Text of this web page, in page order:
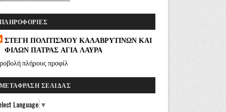
ΠΛΗΡΟΦΟΡΊΕΣ
ΣΤΕΓΗ ΠΟΛΙΤΙΣΜΟΥ ΚΑΛΑΒΡΥΤΙΝΩΝ ΚΑΙ
ΦΙΛΩΝ ΠΑΤΡΑΣ ΑΓΙΑ ΛΑΥΡΑ
πλήρους προφίλ
ΜΕΤΆΦΡΑΣΗ ΣΕΛΊΔΑΣ
Language ▼